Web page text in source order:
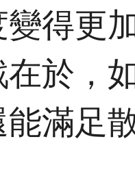
得更
於，
滿足